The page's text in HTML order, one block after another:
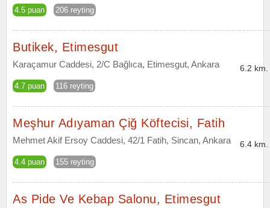
4.5 puan 206 reyting
Butikek, Etimesgut
Karaçamur Caddesi, 2/C Bağlıca, Etimesgut, Ankara
4.7 puan 116 reyting
6.2 km.
Meşhur Adıyaman Çiğ Köftecisi, Fatih
Mehmet Akif Ersoy Caddesi, 42/1 Fatih, Sincan, Ankara
4.4 puan 155 reyting
6.4 km.
As Pide Ve Kebap Salonu, Etimesgut